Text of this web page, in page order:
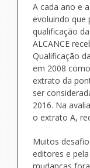
A cada ano e
evoluindo que
qualificação
ALCANCE
Qualificação
em 2008
extrato da
ser
2016. Na
o extrato A,
Muitos
editores e